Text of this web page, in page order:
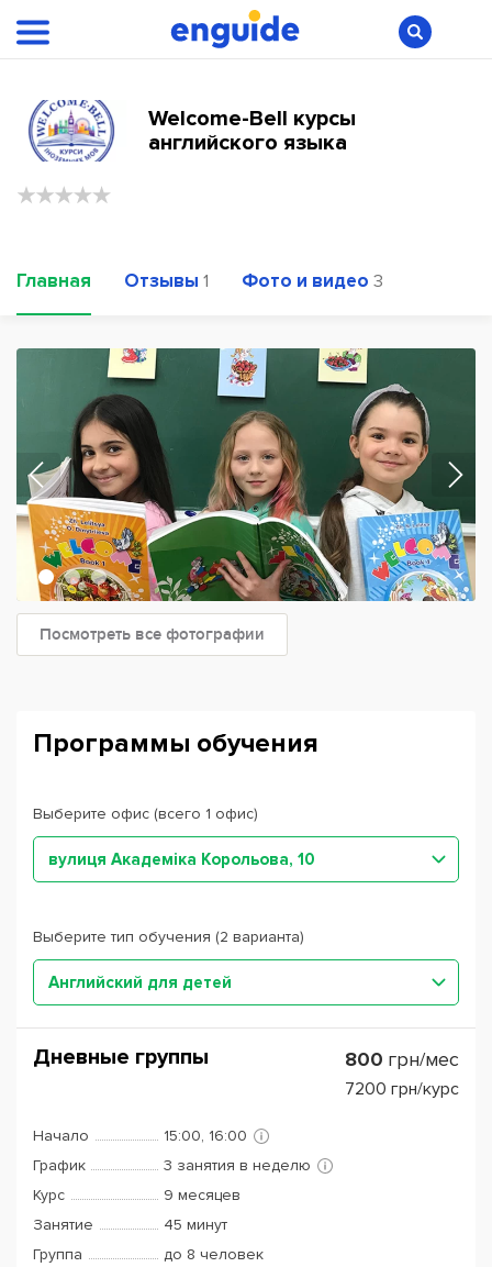
Welcome-Bell курсы
английского языка
Главная Отзывы 1 Фото и видео 3
Посмотреть все фотографии
Программы обучения
Выберите офис (всего 1 офис)
вулиця Академіка Корольова, 10
Выберите тип обучения (2 варианта)
Английский для детей
Дневные группы 800 грн/мес
7200 грн/курс
Начало
15:00, 16:00
График
3 занятия в неделю
Курс
9 месяцев
Занятие
45 минут
Группа
до 8 человек